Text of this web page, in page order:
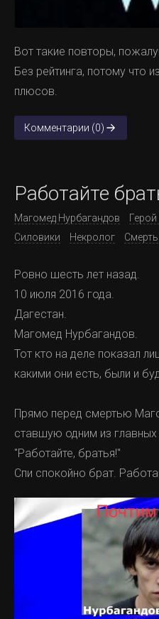
Вот такие повторы,
Без рейтинга, потому что
плюсов.
Комментарии (0)
Работайте
Магомед Нурбагандов
Силовики
Некролог Смерть
Ровно шесть лет назад.
10 июля 2016 года.
Дагестан.
Магомед Нурбагандов.
Тот кто на деле показал
какими они есть, были и
Прямо перед смертью
ставшую одним из главных
"Работайте, братья!"
Спи спокойно брат.